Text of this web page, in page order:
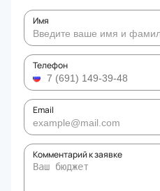
Имя
Телефон
Email
Комментарий к заявке